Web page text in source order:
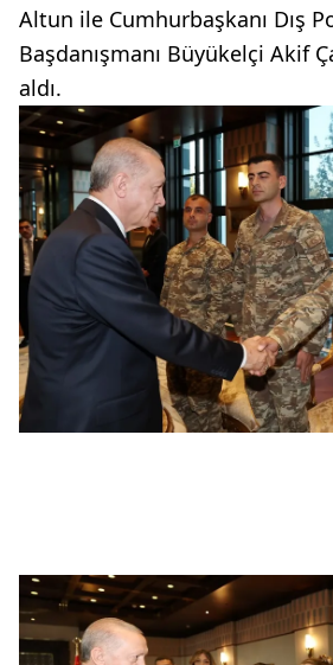
Altun ile Cumhurbaşkanı Dış
Başdanışmanı Büyükelçi Akif
aldı.